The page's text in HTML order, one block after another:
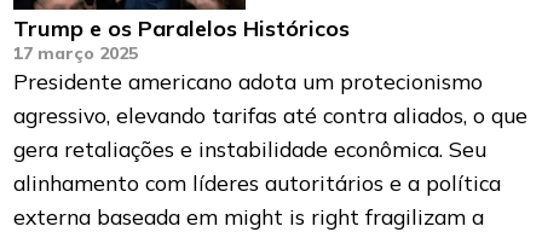
Trump e os Paralelos Históricos
17 março 2025
Presidente americano adota um protecionismo
agressivo, elevando tarifas até contra aliados, o que
gera retaliações e instabilidade econômica. Seu
alinhamento com líderes autoritários e a política
externa baseada em might is right fragilizam a